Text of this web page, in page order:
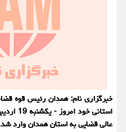
خبرگزاری نام: همدان رئیس قوه
استانی
عالی قضایی به استان همدان وارد